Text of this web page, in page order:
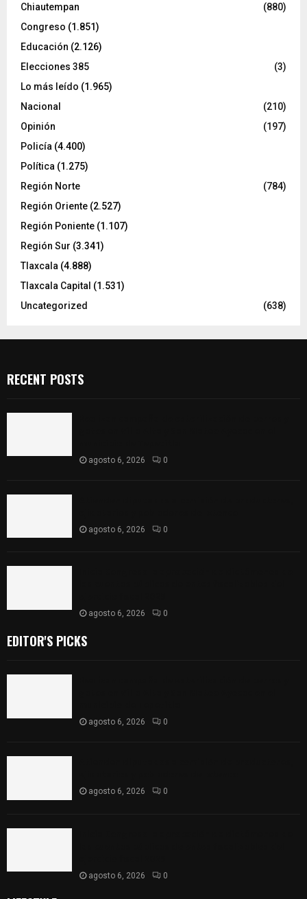
Chiautempan
(880)
Congreso (1.851)
Educación (2.126)
Elecciones 385
(3)
Lo más leído (1.965)
Nacional
(210)
Opinión
(197)
Policía (4.400)
Política (1.275)
Región Norte
(784)
Región Oriente (2.527)
Región Poniente (1.107)
Región Sur (3.341)
Tlaxcala (4.888)
Tlaxcala Capital (1.531)
Uncategorized
(638)
RECENT POSTS
agosto 6, 2026 0
agosto 6, 2026 0
agosto 6, 2026 0
EDITOR'S PICKS
agosto 6, 2026 0
agosto 6, 2026 0
agosto 6, 2026 0